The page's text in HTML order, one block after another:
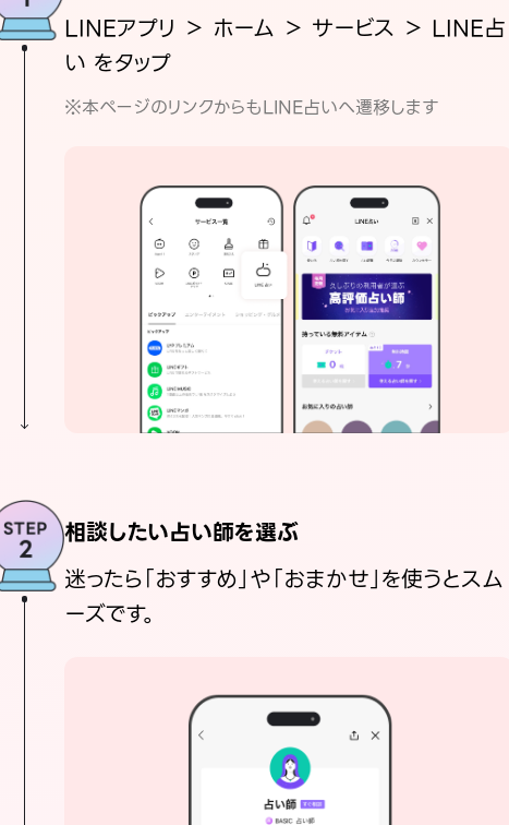
LINEアプリ ＞ ホーム ＞ サービス ＞ LINE占
い をタップ
※本ページのリンクからもLINE占いへ遷移します
相談したい占い師を選ぶ
迷ったら「おすすめ」や「おまかせ」を使うとスム
ーズです。